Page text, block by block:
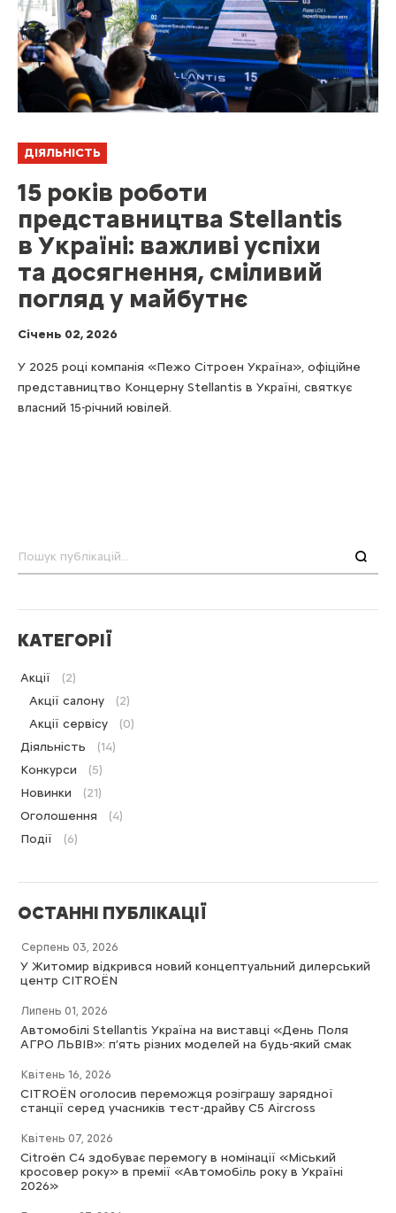
ДІЯЛЬНІСТЬ
15 років роботи
представництва Stellantis
в Україні: важливі успіхи
та досягнення, сміливий
погляд у майбутнє
Cічень 02, 2026
У 2025 році компанія «Пежо Сітроен Україна», офіційне
представництво Концерну Stellantis в Україні, святкує
власний 15-річний ювілей.
КАТЕГОРІЇ
Акції
(2)
Акції салону
(2)
Акції сервісу
(0)
Діяльність
(14)
Конкурси
(5)
Новинки
(21)
Оголошення
(4)
Події
(6)
ОСТАННІ ПУБЛІКАЦІЇ
Серпень 03, 2026
У Житомир відкрився новий концептуальний дилерський
центр CITROËN
Липень 01, 2026
Автомобілі Stellantis Україна на виставці «День Поля
АГРО ЛЬВІВ»: п’ять різних моделей на будь-який смак
Квітень 16, 2026
CITROËN оголосив переможця розіграшу зарядної
станції серед учасників тест-драйву C5 Aircross
Квітень 07, 2026
Citroën C4 здобуває перемогу в номінації «Міський
кросовер року» в премії «Автомобіль року в Україні
2026»